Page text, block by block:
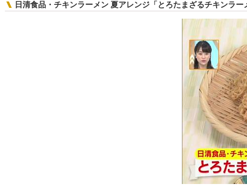
日清食品・チキンラーメン 夏アレンジ「とろたまざるチキンラー